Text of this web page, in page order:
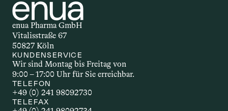
oder Creme: Die Form der Anwendung
beeinflusst, wie schnell und wie stark
der Wirkstoff wirkt. Welche
Applikationsform gewählt wird, hängt
unter anderem vom Wirkstoff selbst,
dem gewünschten Effekt und den
individuellen Bedürfnissen ab.
enua Pharma GmbH
Vitalisstraße 67
50827 Köln
KUNDENSERVICE
Wir sind Montag bis Freitag von
9:00 – 17:00 Uhr für Sie erreichbar.
TELEFON
+49 (0) 241 98092730
TELEFAX